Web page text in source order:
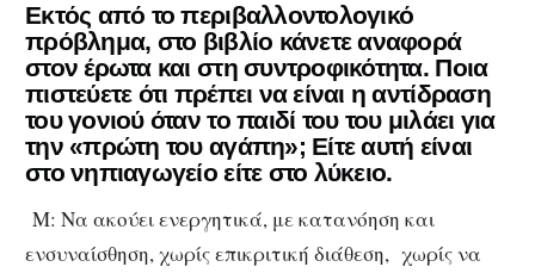
Εκτός από το περιβαλλοντολογικό
πρόβλημα, στο βιβλίο κάνετε αναφορά
στον έρωτα και στη συντροφικότητα. Ποια
πιστεύετε ότι πρέπει να είναι η αντίδραση
του γονιού όταν το παιδί του του μιλάει για
την «πρώτη του αγάπη»; Είτε αυτή είναι
στο νηπιαγωγείο είτε στο λύκειο.
Μ: Να ακούει ενεργητικά, με κατανόηση και
ενσυναίσθηση, χωρίς επικριτική διάθεση, χωρίς να